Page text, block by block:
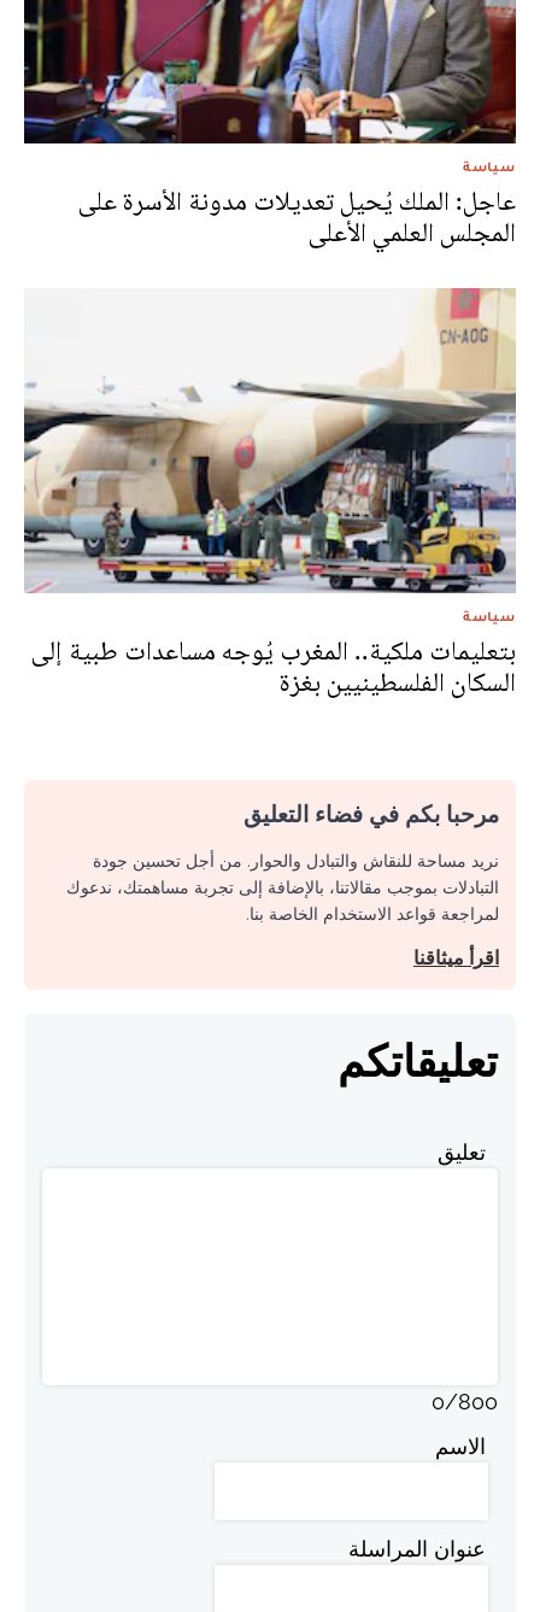
سياسة
عاجل: الملك يُحيل تعديلات مدونة الأسرة على
المجلس العلمي الأعلى
سياسة
بتعليمات ملكية.. المغرب يُوجه مساعدات طبية إلى
السكان الفلسطينيين بغزة
مرحبا بكم في فضاء التعليق
نريد مساحة للنقاش والتبادل والحوار. من أجل تحسين جودة
التبادلات بموجب مقالاتنا، بالإضافة إلى تجربة مساهمتك، ندعوك
لمراجعة قواعد الاستخدام الخاصة بنا.
اقرأ ميثاقنا
تعليقاتكم
تعليق
0/800
الاسم
عنوان المراسلة